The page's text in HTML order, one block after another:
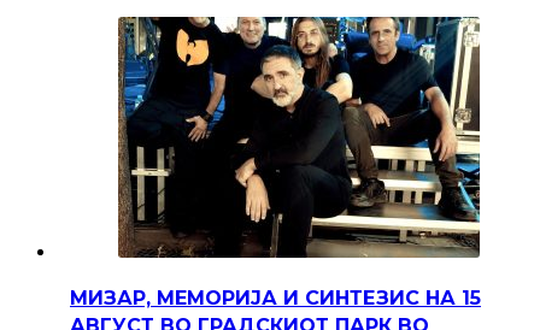
МИЗАР, МЕМОРИЈА И СИНТЕЗИС НА 15